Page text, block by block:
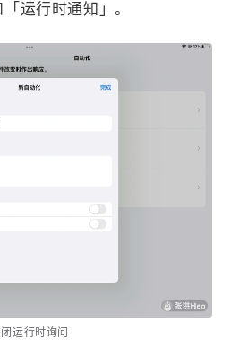
运行时通知」。
运行时询问